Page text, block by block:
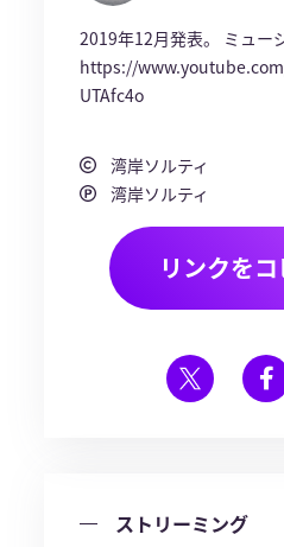
2019年12月発表。 ミュー
https://
UTAfc4o
湾岸ソルティ
湾岸ソルティ
リンクを
ストリーミング